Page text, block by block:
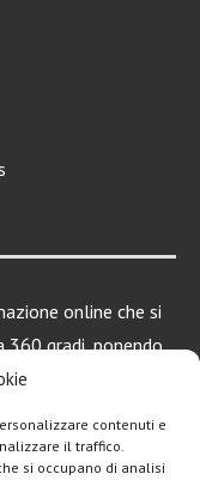
contenuti e
il traffico.
si occupano di analisi
online che si
gradi, ponendo
Apple e